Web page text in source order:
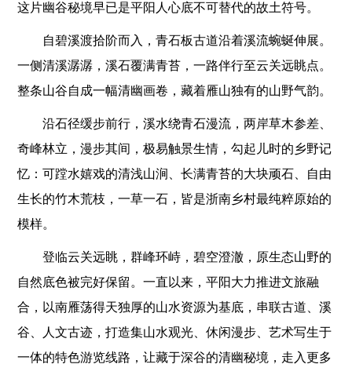
这片幽谷秘境早已是平阳人心底不可替代的故土符号。
自碧溪渡拾阶而入，青石板古道沿着溪流蜿蜒伸展。
一侧清溪潺潺，溪石覆满青苔，一路伴行至云关远眺点。
整条山谷自成一幅清幽画卷，藏着雁山独有的山野气韵。
沿石径缓步前行，溪水绕青石漫流，两岸草木参差、
奇峰林立，漫步其间，极易触景生情，勾起儿时的乡野记
忆：可蹚水嬉戏的清浅山涧、长满青苔的大块顽石、自由
生长的竹木荒枝，一草一石，皆是浙南乡村最纯粹原始的
模样。
登临云关远眺，群峰环峙，碧空澄澈，原生态山野的
自然底色被完好保留。一直以来，平阳大力推进文旅融
合，以南雁荡得天独厚的山水资源为基底，串联古道、溪
谷、人文古迹，打造集山水观光、休闲漫步、艺术写生于
一体的特色游览线路，让藏于深谷的清幽秘境，走入更多